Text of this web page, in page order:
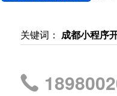
关键词： 成都小程序